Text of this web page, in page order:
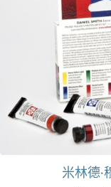
米林德·